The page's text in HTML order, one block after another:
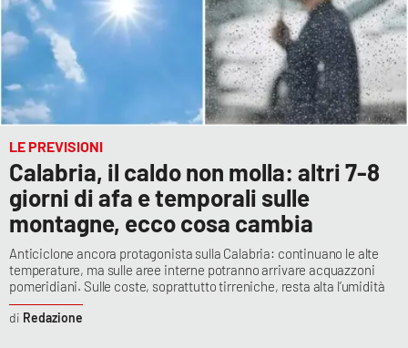
LE PREVISIONI
Calabria, il caldo non molla: altri 7-8
giorni di afa e temporali sulle
montagne, ecco cosa cambia
Anticiclone ancora protagonista sulla Calabria: continuano le alte
temperature, ma sulle aree interne potranno arrivare acquazzoni
pomeridiani. Sulle coste, soprattutto tirreniche, resta alta l’umidità
Redazione